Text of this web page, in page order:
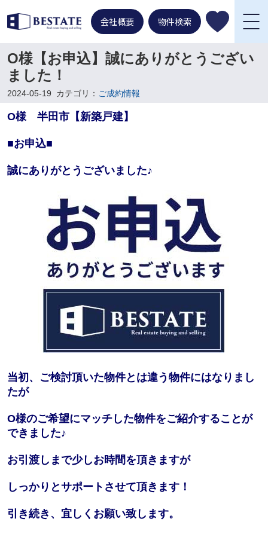
会社概要 物件検索
O様【お申込】誠にありがとうござい
ました！
2024-05-19 カテゴリ： ご成約情報
O様 半田市【新築戸建】
■お申込■
誠にありがとうございました♪
当初、ご検討頂いた物件とは違う物件にはなりまし
たが
O様のご希望にマッチした物件をご紹介することが
できました♪
お引渡しまで少しお時間を頂きますが
しっかりとサポートさせて頂きます！
引き続き、宜しくお願い致します。